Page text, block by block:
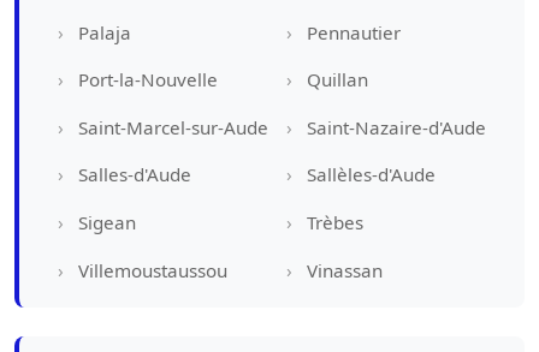
Palaja
Pennautier
Port-la-Nouvelle
Quillan
Saint-Marcel-sur-Aude
Saint-Nazaire-d'Aude
Salles-d'Aude
Sallèles-d'Aude
Sigean
Trèbes
Villemoustaussou
Vinassan